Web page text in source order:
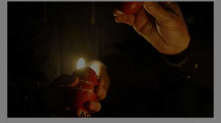
sufletul.Îmi e greu să privesc...
Actualitate